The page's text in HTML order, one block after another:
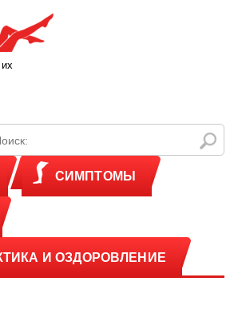
СИМПТОМЫ
И ОЗДОРОВЛЕНИЕ